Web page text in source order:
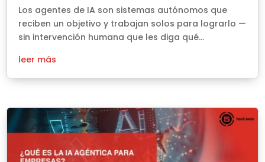
Los agentes de IA son sistemas autónomos que
reciben un objetivo y trabajan solos para lograrlo —
sin intervención humana que les diga qué...
leer más